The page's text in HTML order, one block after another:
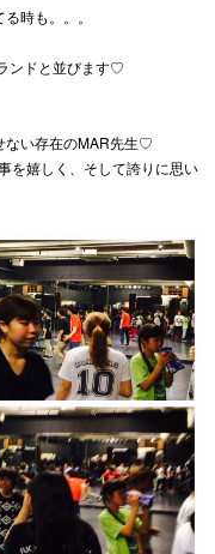
時も。。。
ンドと並びます♡
ない存在のMAR先生♡
を嬉しく、そして誇りに思い